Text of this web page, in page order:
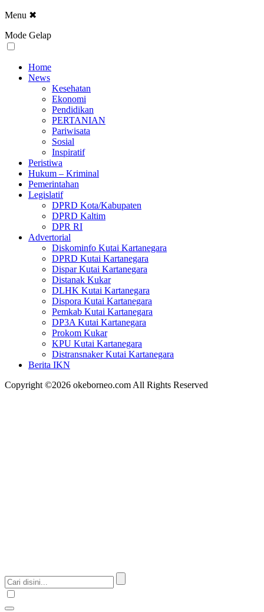
Menu ✖
Mode Gelap
Home
News
Kesehatan
Ekonomi
Pendidikan
PERTANIAN
Pariwisata
Sosial
Inspiratif
Peristiwa
Hukum – Kriminal
Pemerintahan
Legislatif
DPRD Kota/Kabupaten
DPRD Kaltim
DPR RI
Advertorial
Diskominfo Kutai Kartanegara
DPRD Kutai Kartanegara
Dispar Kutai Kartanegara
Distanak Kukar
DLHK Kutai Kartanegara
Dispora Kutai Kartanegara
Pemkab Kutai Kartanegara
DP3A Kutai Kartanegara
Prokom Kukar
KPU Kutai Kartanegara
Distransnaker Kutai Kartanegara
Berita IKN
Copyright ©2026 okeborneo.com All Rights Reserved